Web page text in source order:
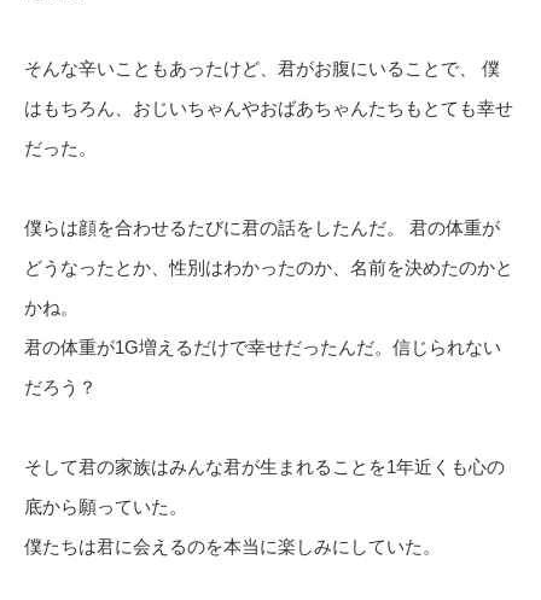
そんな辛いこともあったけど、君がお腹にいることで、 僕
はもちろん、おじいちゃんやおばあちゃんたちもとても幸せ
だった。
僕らは顔を合わせるたびに君の話をしたんだ。 君の体重が
どうなったとか、性別はわかったのか、名前を決めたのかと
かね。
君の体重が1G増えるだけで幸せだったんだ。信じられない
だろう？
そして君の家族はみんな君が生まれることを1年近くも心の
底から願っていた。
僕たちは君に会えるのを本当に楽しみにしていた。